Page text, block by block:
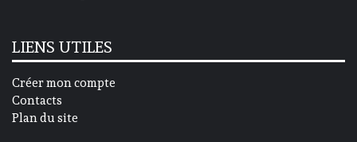
LIENS UTILES
Créer mon compte
Contacts
Plan du site